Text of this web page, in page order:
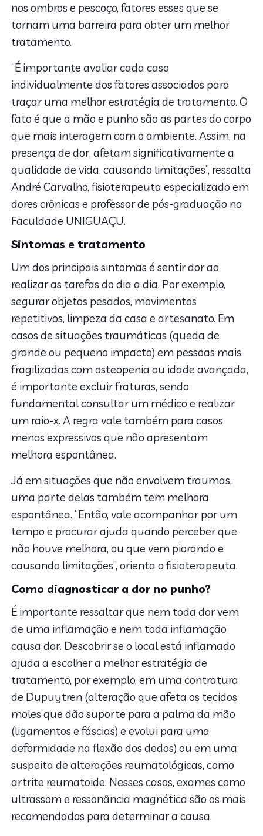
nos ombros e pescoço, fatores esses que se
tornam uma barreira para obter um melhor
tratamento.
“É importante avaliar cada caso
individualmente dos fatores associados para
traçar uma melhor estratégia de tratamento. O
fato é que a mão e punho são as partes do corpo
que mais interagem com o ambiente. Assim, na
presença de dor, afetam significativamente a
qualidade de vida, causando limitações”, ressalta
André Carvalho, fisioterapeuta especializado em
dores crônicas e professor de pós-graduação na
Faculdade UNIGUAÇU.
Sintomas e tratamento
Um dos principais sintomas é sentir dor ao
realizar as tarefas do dia a dia. Por exemplo,
segurar objetos pesados, movimentos
repetitivos, limpeza da casa e artesanato. Em
casos de situações traumáticas (queda de
grande ou pequeno impacto) em pessoas mais
fragilizadas com osteopenia ou idade avançada,
é importante excluir fraturas, sendo
fundamental consultar um médico e realizar
um raio-x. A regra vale também para casos
menos expressivos que não apresentam
melhora espontânea.
Já em situações que não envolvem traumas,
uma parte delas também tem melhora
espontânea. “Então, vale acompanhar por um
tempo e procurar ajuda quando perceber que
não houve melhora, ou que vem piorando e
causando limitações”, orienta o fisioterapeuta.
Como diagnosticar a dor no punho?
É importante ressaltar que nem toda dor vem
de uma inflamação e nem toda inflamação
causa dor. Descobrir se o local está inflamado
ajuda a escolher a melhor estratégia de
tratamento, por exemplo, em uma contratura
de Dupuytren (alteração que afeta os tecidos
moles que dão suporte para a palma da mão
(ligamentos e fáscias) e evolui para uma
deformidade na flexão dos dedos) ou em uma
suspeita de alterações reumatológicas, como
artrite reumatoide. Nesses casos, exames como
ultrassom e ressonância magnética são os mais
recomendados para determinar a causa.